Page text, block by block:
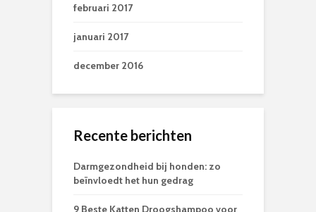
februari 2017
januari 2017
december 2016
Recente berichten
Darmgezondheid bij honden: zo
beïnvloedt het hun gedrag
9 Beste Katten Droogshampoo voor